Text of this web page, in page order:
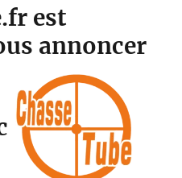
est
annoncer